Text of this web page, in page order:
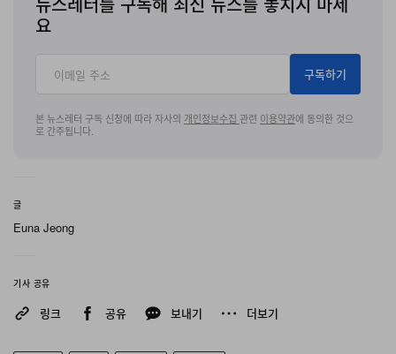
지 알려진 바 없으나
요
구독하기
본 뉴스레터 구독 신청에 따라 자사의 개인정보수집 관련 이용약관에 동의한 것으
로 간주됩니다.
글
Euna Jeong
기사 공유
링크 공유 보내기 더보기